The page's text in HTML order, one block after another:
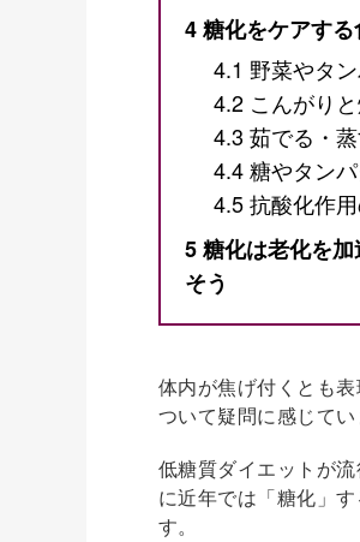
4糖化をケアす
4.1 野菜やタ
4.2 こんがり
4.3 茹でる・
4.4糖やタン
4.5抗酸化作
5糖化は老化を
そう
体内が焦げ付くとも
ついて疑問に感じてい
低糖質ダイエットが
に近年では「糖化」
す。